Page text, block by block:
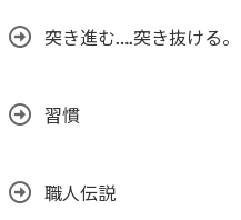
突き進む….突き抜ける。
習慣
職人伝説